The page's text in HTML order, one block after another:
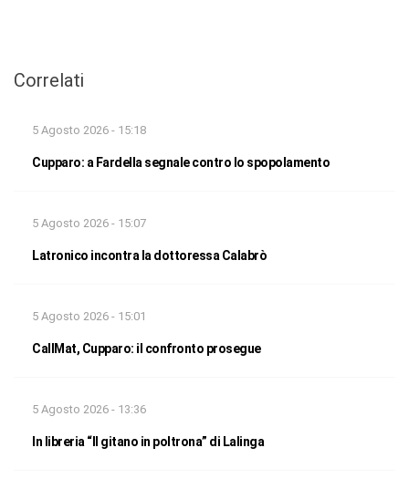
Correlati
5 Agosto 2026 - 15:18
Cupparo: a Fardella segnale contro lo spopolamento
5 Agosto 2026 - 15:07
Latronico incontra la dottoressa Calabrò
5 Agosto 2026 - 15:01
CallMat, Cupparo: il confronto prosegue
5 Agosto 2026 - 13:36
In libreria “Il gitano in poltrona” di Lalinga